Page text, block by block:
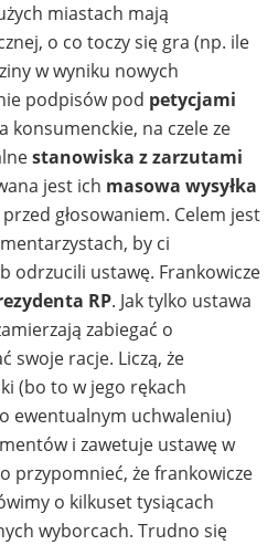
miastach mają
o co toczy się gra (np. ile
w wyniku nowych
podpisów pod petycjami
konsumenckie, na czele ze
stanowiska z zarzutami
jest ich masowa wysyłka
przed głosowaniem. Celem jest
by ci
odrzucili ustawę. Frankowicze
RP. Jak tylko ustawa
zabiegać o
swoje racje. Liczą, że
(bo to w jego rękach
ewentualnym uchwaleniu)
i zawetuje ustawę w
przypomnieć, że frankowicze
o kilkuset tysiącach
wyborcach. Trudno się